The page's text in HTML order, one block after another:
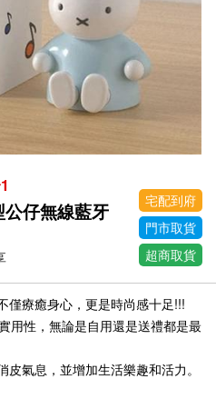
仔無線藍牙
宅配到府
門市取貨
超商取貨
僅療癒身心，更是時尚感十足!!!
用性，無論是自用還是送禮都是最
氣息，並增加生活樂趣和活力。